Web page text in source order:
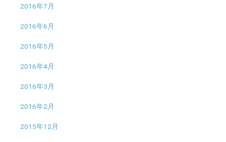
2016年7月
2016年6月
2016年5月
2016年4月
2016年3月
2016年2月
2015年12月